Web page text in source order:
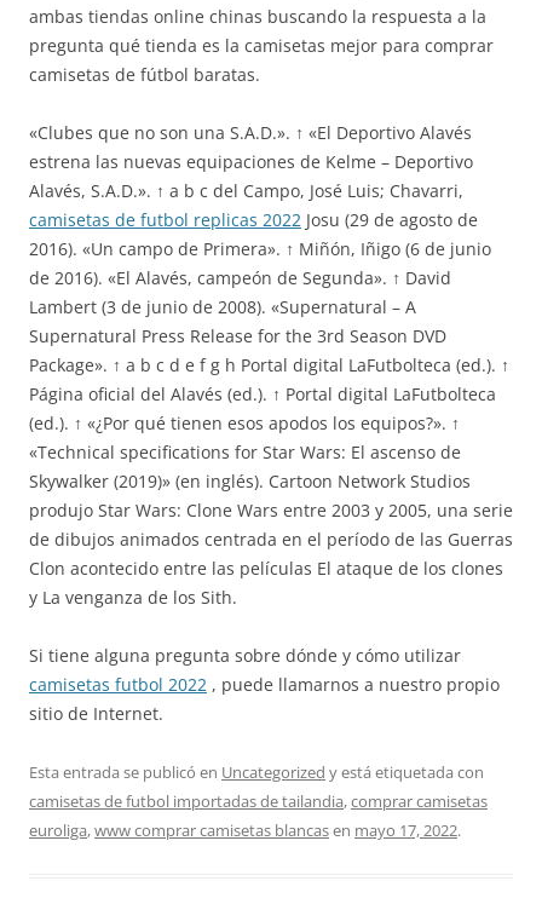
ambas tiendas online chinas buscando la respuesta a la
pregunta qué tienda es la camisetas mejor para comprar
camisetas de fútbol baratas.
«Clubes que no son una S.A.D.». ↑ «El Deportivo Alavés
estrena las nuevas equipaciones de Kelme – Deportivo
Alavés, S.A.D.». ↑ a b c del Campo, José Luis; Chavarri,
camisetas de futbol replicas 2022 Josu (29 de agosto de
2016). «Un campo de Primera». ↑ Miñón, Iñigo (6 de junio
de 2016). «El Alavés, campeón de Segunda». ↑ David
Lambert (3 de junio de 2008). «Supernatural – A
Supernatural Press Release for the 3rd Season DVD
Package». ↑ a b c d e f g h Portal digital LaFutbolteca (ed.). ↑
Página oficial del Alavés (ed.). ↑ Portal digital LaFutbolteca
(ed.). ↑ «¿Por qué tienen esos apodos los equipos?». ↑
«Technical specifications for Star Wars: El ascenso de
Skywalker (2019)» (en inglés). Cartoon Network Studios
produjo Star Wars: Clone Wars entre 2003 y 2005, una serie
de dibujos animados centrada en el período de las Guerras
Clon acontecido entre las películas El ataque de los clones
y La venganza de los Sith.
Si tiene alguna pregunta sobre dónde y cómo utilizar
camisetas futbol 2022 , puede llamarnos a nuestro propio
sitio de Internet.
Esta entrada se publicó en Uncategorized y está etiquetada con
camisetas de futbol importadas de tailandia,comprar camisetas
euroliga,www comprar camisetas blancasen mayo 17, 2022.